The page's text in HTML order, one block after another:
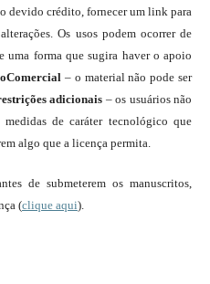
devido crédito, fornecer um link para
Os usos podem ocorrer de
uma forma que sugira haver o apoio
– o material não pode ser
adicionais – os usuários não
de caráter tecnológico que
algo que a licença permita.
de submeterem os manuscritos,
(clique aqui).